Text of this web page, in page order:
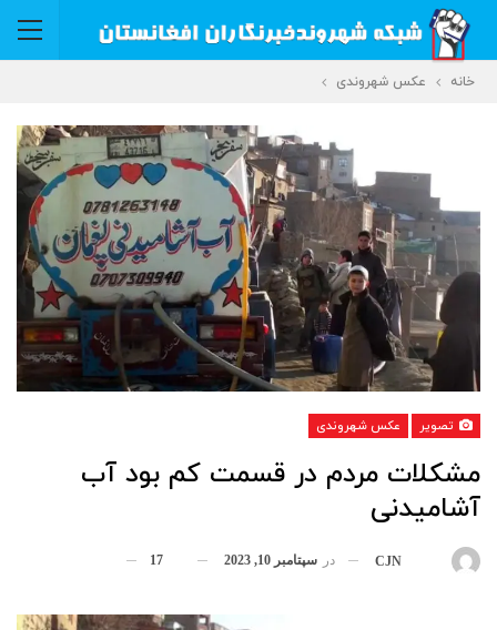
خانه عکس شهروندی
تصویر عکس شهروندی
مشکلات مردم در قسمت کم بود آب
آشامیدنی
CJN در سپتامبر 10, 2023 17